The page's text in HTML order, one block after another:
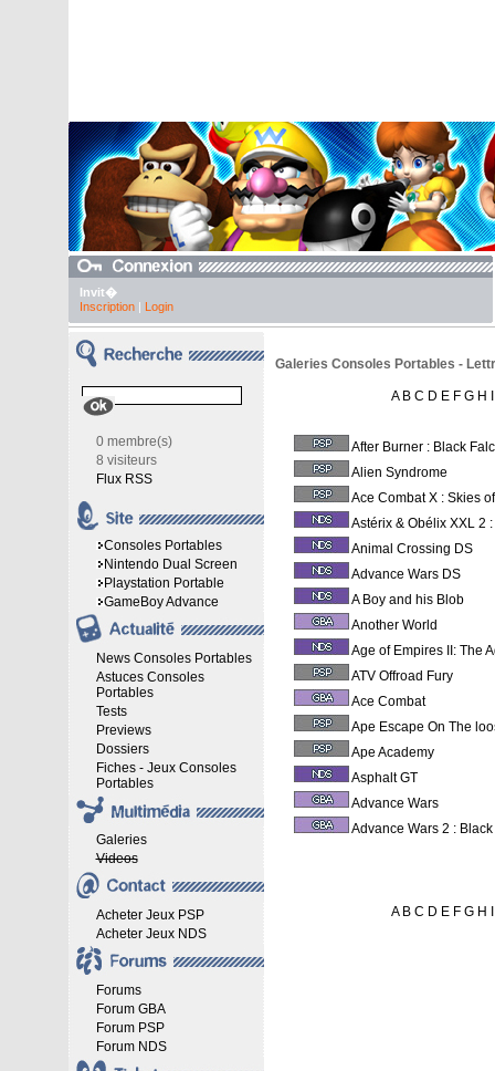
Invit�
Inscription| Login
0 membre(s)
8 visiteurs
Flux RSS
Consoles Portables
Nintendo Dual Screen
Playstation Portable
GameBoy Advance
News Consoles Portables
Astuces Consoles
Portables
Tests
Previews
Dossiers
Fiches - Jeux Consoles
Portables
Galeries
Videos
Acheter Jeux PSP
Acheter Jeux NDS
Forums
Forum GBA
Forum PSP
Forum NDS
Galeries Consoles Portables -
A B C D E F G H
After Burner : Black
Alien Syndrome
Ace Combat X : Skies
Astérix & Obélix XXL 2
Animal Crossing DS
Advance Wars DS
A Boy and his Blob
Another World
Age of Empires II: The
ATV Offroad Fury
Ace Combat
Ape Escape On The
Ape Academy
Asphalt GT
Advance Wars
Advance Wars 2 :
A B C D E F G H